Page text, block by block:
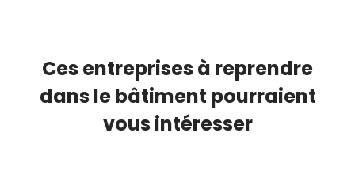
Ces entreprises à reprendre
dans le bâtiment pourraient
vous intéresser